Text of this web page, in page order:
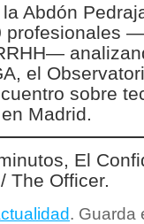
Abdón
profesionales
el
sobre
Madrid.
El
The Officer.
. Guarda